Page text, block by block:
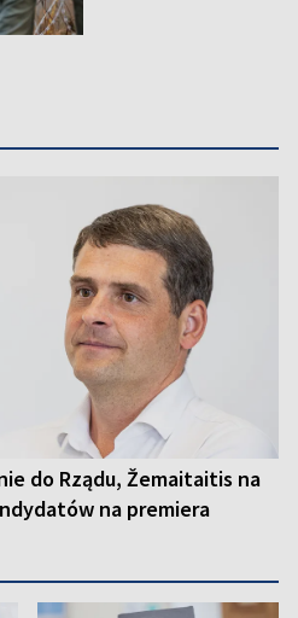
do Rządu, Žemaitaitis na
na premiera